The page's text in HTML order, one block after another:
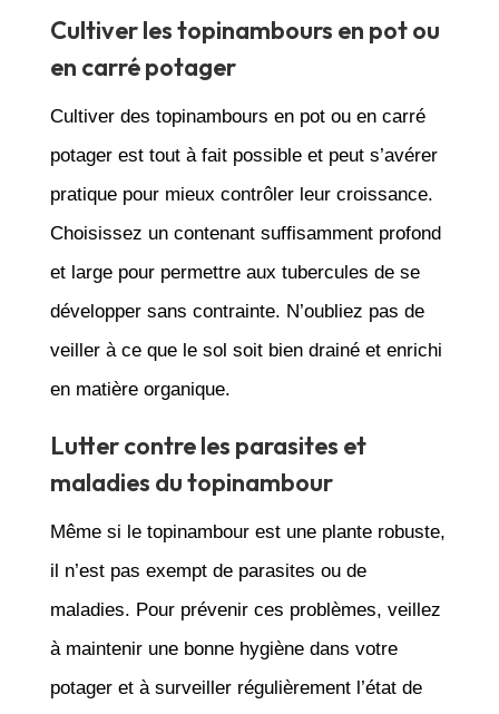
Cultiver les topinambours en pot ou
en carré potager
Cultiver des topinambours en pot ou en carré
potager est tout à fait possible et peut s’avérer
pratique pour mieux contrôler leur croissance.
Choisissez un contenant suffisamment profond
et large pour permettre aux tubercules de se
développer sans contrainte. N’oubliez pas de
veiller à ce que le sol soit bien drainé et enrichi
en matière organique.
Lutter contre les parasites et
maladies du topinambour
Même si le topinambour est une plante robuste,
il n’est pas exempt de parasites ou de
maladies. Pour prévenir ces problèmes, veillez
à maintenir une bonne hygiène dans votre
potager et à surveiller régulièrement l’état de